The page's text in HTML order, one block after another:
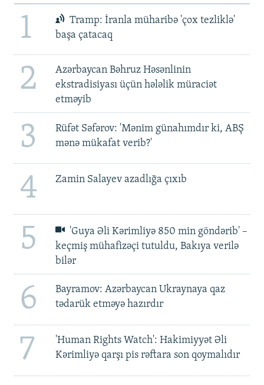
1
Tramp: İranla müharibə 'çox tezliklə'
başa çatacaq
2
Azərbaycan Bəhruz Həsənlinin
ekstradisiyası üçün hələlik müraciət
etməyib
3
Rüfət Səfərov: 'Mənim günahımdır ki, ABŞ
mənə mükafat verib?'
4 Zamin Salayev azadlığa çıxıb
5
'Guya Əli Kərimliyə 850 min göndərib' –
keçmiş mühafizəçi tutuldu, Bakıya verilə
bilər
6
Bayramov: Azərbaycan Ukraynaya qaz
tədarük etməyə hazırdır
7
'Human Rights Watch': Hakimiyyət Əli
Kərimliyə qarşı pis rəftara son qoymalıdır